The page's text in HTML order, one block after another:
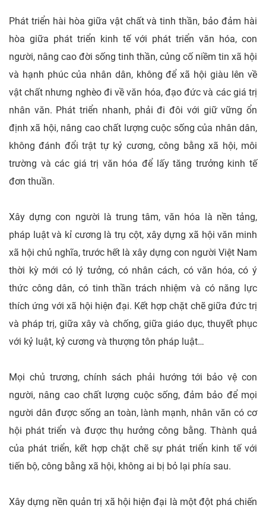
Phát triển hài hòa giữa vật chất và tinh thần, bảo đảm hài
hòa giữa phát triển kinh tế với phát triển văn hóa, con
người, nâng cao đời sống tinh thần, củng cố niềm tin xã hội
và hạnh phúc của nhân dân, không để xã hội giàu lên về
vật chất nhưng nghèo đi về văn hóa, đạo đức và các giá trị
nhân văn. Phát triển nhanh, phải đi đôi với giữ vững ổn
định xã hội, nâng cao chất lượng cuộc sống của nhân dân,
không đánh đổi trật tự kỷ cương, công bằng xã hội, môi
trường và các giá trị văn hóa để lấy tăng trưởng kinh tế
đơn thuần.
Xây dựng con người là trung tâm, văn hóa là nền tảng,
pháp luật và kỉ cương là trụ cột, xây dựng xã hội văn minh
xã hội chủ nghĩa, trước hết là xây dựng con người Việt Nam
thời kỳ mới có lý tưởng, có nhân cách, có văn hóa, có ý
thức công dân, có tinh thần trách nhiệm và có năng lực
thích ứng với xã hội hiện đại. Kết hợp chặt chẽ giữa đức trị
và pháp trị, giữa xây và chống, giữa giáo dục, thuyết phục
với kỷ luật, kỷ cương và thượng tôn pháp luật…
Mọi chủ trương, chính sách phải hướng tới bảo vệ con
người, nâng cao chất lượng cuộc sống, đảm bảo để mọi
người dân được sống an toàn, lành mạnh, nhân văn có cơ
hội phát triển và được thụ hưởng công bằng. Thành quả
của phát triển, kết hợp chặt chẽ sự phát triển kinh tế với
tiến bộ, công bằng xã hội, không ai bị bỏ lại phía sau.
Xây dựng nền quản trị xã hội hiện đại là một đột phá chiến